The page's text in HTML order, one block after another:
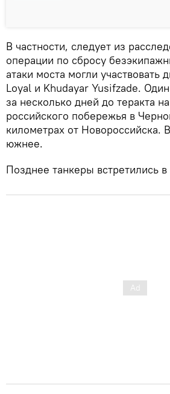
В частности, следует из
операции по сбросу
атаки моста могли участвовать
Loyal и Khudayar Yusifzade.
за несколько дней до теракта
российского побережья в
километрах от Новороссийска.
южнее.
Позднее танкеры встретились